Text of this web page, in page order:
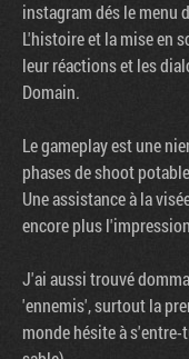
instagram dés le menu
L'histoire et la mise en
leur réactions et les
Domain.
Le gameplay est une
phases de shoot
Une assistance à la
encore plus
J'ai aussi trouvé
'ennemis', surtout la
monde hésite à